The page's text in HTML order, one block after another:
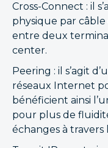
Cross-Connect : il
physique par
entre deux
center.
Peering : il s’agit
réseaux Internet
bénéficient ainsi
pour plus de
échanges à travers